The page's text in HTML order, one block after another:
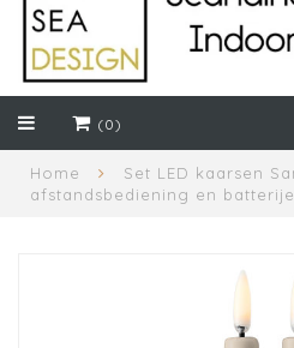
(0)
Home
Set LED kaarsen
afstandsbediening en